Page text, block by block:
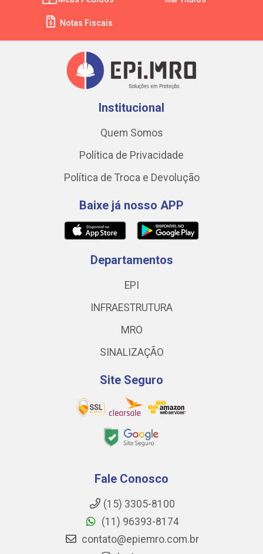
Notas Fiscais
Institucional
Quem Somos
Política de Privacidade
Política de Troca e Devolução
Baixe já nosso APP
Departamentos
EPI
INFRAESTRUTURA
MRO
SINALIZAÇÃO
Site Seguro
Fale Conosco
(15) 3305-8100
(11) 96393-8174
contato@epiemro.com.br